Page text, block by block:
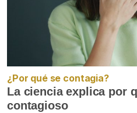
¿Por qué se contagia?
La ciencia explica por
contagioso